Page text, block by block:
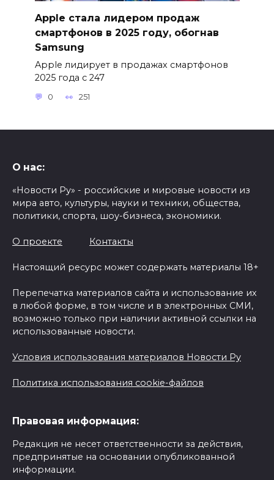
Apple стала лидером продаж
смартфонов в 2025 году, обогнав
Samsung
Apple лидирует в продажах смартфонов
2025 года с 247
0 251
О нас:
«Новости Ру» - российские и мировые новости из
мира авто, культуры, науки и техники, общества,
политики, спорта, шоу-бизнеса, экономики.
О проекте Контакты
Настоящий ресурс может содержать материалы 18+
Перепечатка материалов сайта и использование их
в любой форме, в том числе и в электронных СМИ,
возможно только при наличии активной ссылки на
использованные новости.
Условия использования материалов Новости Ру
Политика использования cookie-файлов
Правовая информация:
Редакция не несет ответственности за действия,
предпринятые на основании опубликованной
информации.